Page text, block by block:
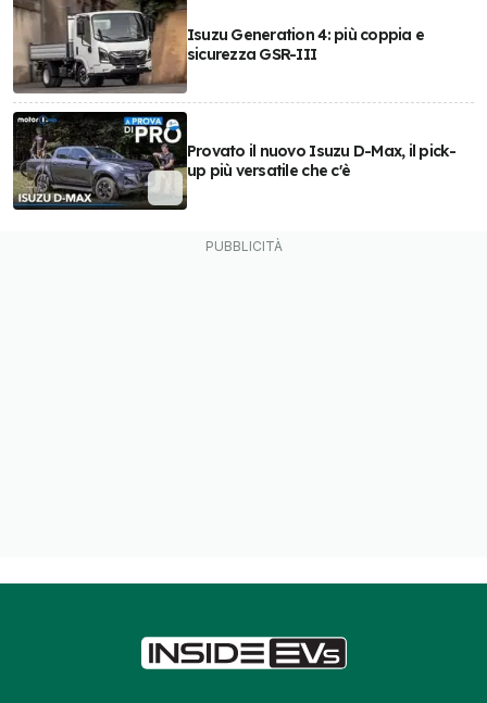
Isuzu Generation 4: più coppia e
sicurezza GSR-III
Provato il nuovo Isuzu D-Max, il pick-
up più versatile che c'è